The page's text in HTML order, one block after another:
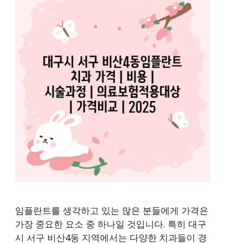
임플란트를 생각하고 있는 많은 분들에게 가격은
가장 중요한 요소 중 하나일 것입니다. 특히 대구
시 서구 비산4동 지역에서는 다양한 치과들이 경